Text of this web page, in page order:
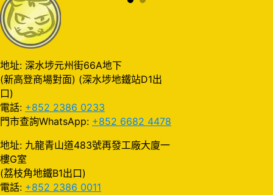
地址: 深水埗元州街66A地下
(新高登商場對面) (深水埗地鐵站D1出
口)
電話: +852 2386 0233
門市查詢WhatsApp: +852 6682 4478
地址: 九龍青山道483號再發工廠大廈一
樓G室
(荔枝角地鐵B1出口)
電話: +852 2386 0011